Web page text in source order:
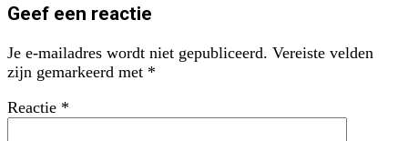
Geef een reactie
Je e-mailadres wordt niet gepubliceerd. Vereiste velden
zijn gemarkeerd met *
Reactie *